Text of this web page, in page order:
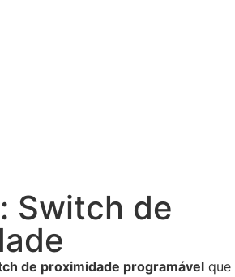
Switch de
de proximidade programável que